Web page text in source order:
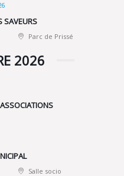
SAVEURS
Parc de Prissé
2026
Salle socio